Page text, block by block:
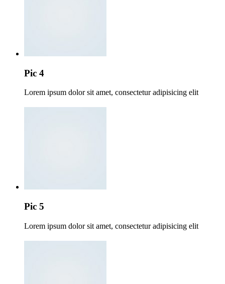
Pic 4
Lorem ipsum dolor sit amet, consectetur adipisicing elit
Pic 5
Lorem ipsum dolor sit amet, consectetur adipisicing elit